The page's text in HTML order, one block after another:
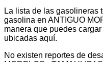
La lista de las gasolineras
gasolina en ANTIGUO
manera que puedes
ubicadas aquí.
No existen reportes de